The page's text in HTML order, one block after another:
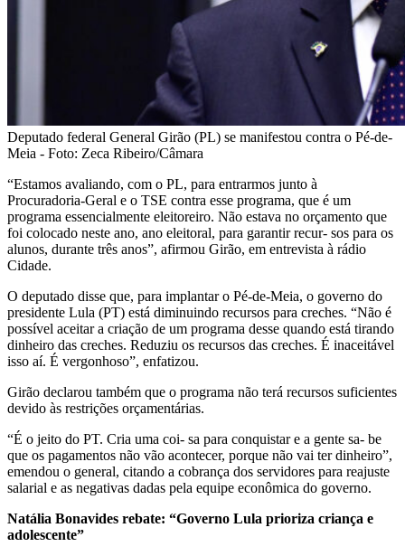
Deputado federal General Girão (PL) se manifestou contra o Pé-de-
Meia - Foto: Zeca Ribeiro/Câmara
“Estamos avaliando, com o PL, para entrarmos junto à
Procuradoria-Geral e o TSE contra esse programa, que é um
programa essencialmente eleitoreiro. Não estava no orçamento que
foi colocado neste ano, ano eleitoral, para garantir recur- sos para os
alunos, durante três anos”, afirmou Girão, em entrevista à rádio
Cidade.
O deputado disse que, para implantar o Pé-de-Meia, o governo do
presidente Lula (PT) está diminuindo recursos para creches. “Não é
possível aceitar a criação de um programa desse quando está tirando
dinheiro das creches. Reduziu os recursos das creches. É inaceitável
isso aí. É vergonhoso”, enfatizou.
Girão declarou também que o programa não terá recursos suficientes
devido às restrições orçamentárias.
“É o jeito do PT. Cria uma coi- sa para conquistar e a gente sa- be
que os pagamentos não vão acontecer, porque não vai ter dinheiro”,
emendou o general, citando a cobrança dos servidores para reajuste
salarial e as negativas dadas pela equipe econômica do governo.
Natália Bonavides rebate: “Governo Lula prioriza criança e
adolescente”